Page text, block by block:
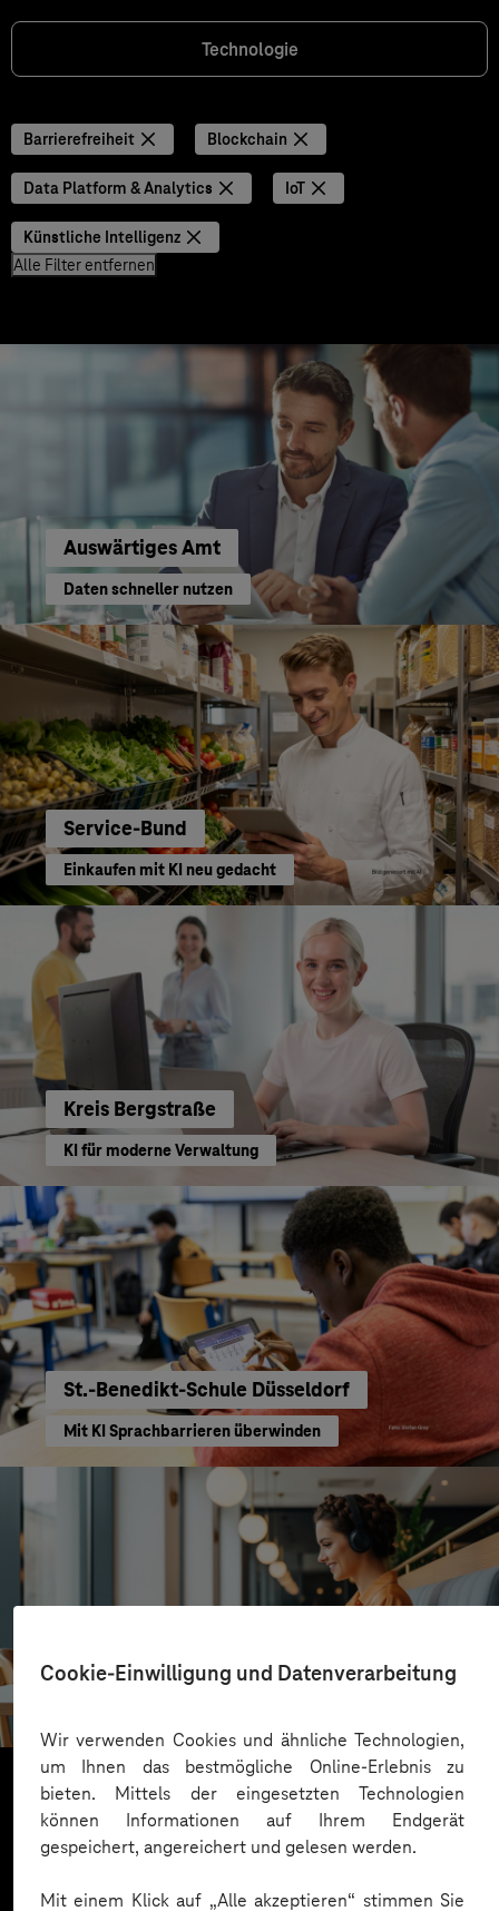
Cookie-Einwilligung und Datenverarbeitung
Wir verwenden Cookies und ähnliche Technologien,
um Ihnen das bestmögliche Online-Erlebnis zu
bieten. Mittels der eingesetzten Technologien
können Informationen auf Ihrem Endgerät
gespeichert, angereichert und gelesen werden.
Mit einem Klick auf „Alle akzeptieren“ stimmen Sie
Technologie
Barrierefreiheit Blockchain
Data Platform & Analytics IoT
Künstliche Intelligenz
Alle Filter entfernen
Auswärtiges Amt
Daten schneller nutzen
Service-Bund
Einkaufen mit KI neu gedacht
Kreis Bergstraße
KI für moderne Verwaltung
St.-Benedikt-Schule Düsseldorf
Mit KI Sprachbarrieren überwinden
Skalierbare Vertriebsplattform mit KI und Low-
Mehr laden